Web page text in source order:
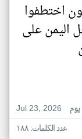
اختطفوا
اليمن على
Jul 23, 2026
عدد الكلمات: ١٨٨